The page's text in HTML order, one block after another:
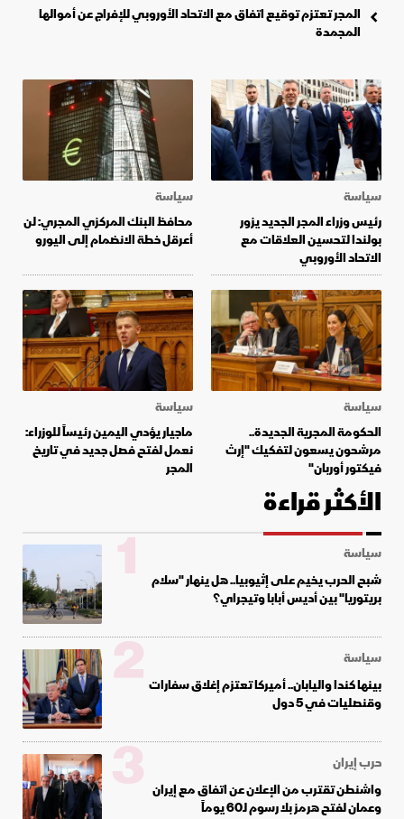
المجر تعتزم توقيع اتفاق مع الاتحاد الأوروبي للإفراج عن أموالها
المجمدة
سياسة
رئيس وزراء المجر الجديد يزور
بولندا لتحسين العلاقات مع
الاتحاد الأوروبي
سياسة
محافظ البنك المركزي المجري: لن
أعرقل خطة الانضمام إلى اليورو
سياسة
الحكومة المجرية الجديدة..
مرشحون يسعون لتفكيك "إرث
فيكتور أوربان"
سياسة
ماجيار يؤدي اليمين رئيساً للوزراء:
نعمل لفتح فصل جديد في تاريخ
المجر
الأكثر قراءة
سياسة
شبح الحرب يخيم على إثيوبيا.. هل ينهار "سلام
بريتوريا" بين أديس أبابا وتيجراي؟
1
سياسة
بينها كندا واليابان.. أميركا تعتزم إغلاق سفارات
وقنصليات في 5 دول
2
حرب إيران
واشنطن تقترب من الإعلان عن اتفاق مع إيران
وعمان لفتح هرمز بلا رسوم لـ60 يوماً
3